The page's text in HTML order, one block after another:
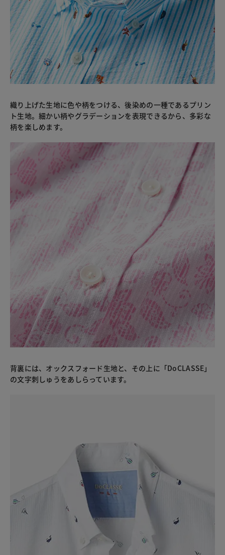
織り上げた生地に色や柄をつける、後染めの一種であるプリン
ト生地。細かい柄やグラデーションを表現できるから、多彩な
柄を楽しめます。
背裏には、オックスフォード生地と、その上に「DoCLASSE」
の文字刺しゅうをあしらっています。